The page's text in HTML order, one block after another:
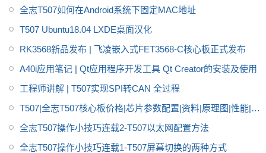
d、Ubuntu*操作系统，适用于车
制、物联网、智能终端等领域
全志T507如何在Android系统下固定MAC地址
T507 Ubuntu18.04 LXDE桌面汉化
RK3568新品发布 | 飞凌嵌入式FET3568-C核心板正式发布
A40i应用笔记 | Qt应用程序开发工具 Qt Creator的安装及使用
工程师讲解 | T507实现SPI转CAN 全过程
T507|全志T507核心板价格|芯片参数配置|资料|原理图|性能|功
耗-飞凌
全志T507操作小技巧连载2-T507以太网配置方法
全志T507操作小技巧连载1-T507屏幕切换的两种方式